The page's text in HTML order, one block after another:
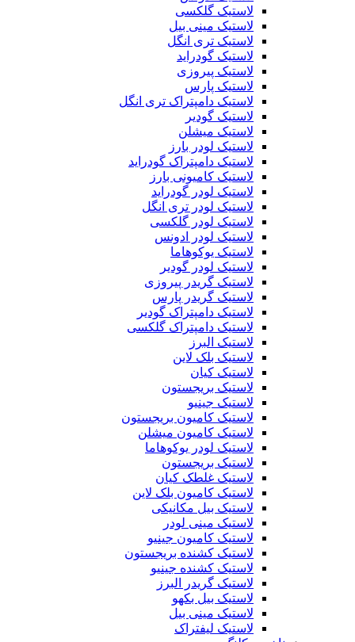
لاستیک گلکسی
لاستیک مینی بیل
لاستیک تری انگل
لاستیک گودراید
لاستیک پیروزی
لاستیک پارس
لاستیک دامپتراک تری انگل
لاستیک گودیر
لاستیک میشلن
لاستیک لودر بارز
لاستیک دامپتراک گودراید
لاستیک کامیونی بارز
لاستیک لودر گودراید
لاستیک لودر تری انگل
لاستیک لودر گلکسی
لاستیک لودر ادونس
لاستیک یوکوهاما
لاستیک لودر گودیر
لاستیک گریدر پیروزی
لاستیک گریدر پارس
لاستیک دامپتراک گودیر
لاستیک دامپتراک گلکسی
لاستیک البرز
لاستیک بلک لاین
لاستیک کیان
لاستیک بریجستون
لاستیک جینیو
لاستیک کامیون بریجستون
لاستیک کامیون میشلن
لاستیک لودر یوکوهاما
لاستیک بریجستون
لاستیک غلطک کیان
لاستیک کامیون بلک لاین
لاستیک بیل مکانیکی
لاستیک مینی لودر
لاستیک کامیون جینیو
لاستیک کشنده بریجستون
لاستیک کشنده جینیو
لاستیک گریدر البرز
لاستیک بیل بکهو
لاستیک مینی بیل
لاستیک لیفتراک